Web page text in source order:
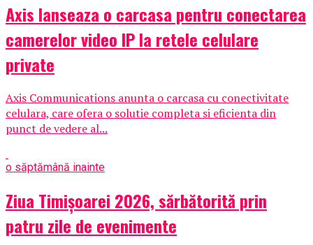
Axis lanseaza o carcasa pentru conectarea
camerelor video IP la retele celulare
private
Axis Communications anunta o carcasa cu conectivitate
celulara, care ofera o solutie completa si eficienta din
punct de vedere al...
o săptămână inainte
Ziua Timișoarei 2026, sărbătorită prin
patru zile de evenimente